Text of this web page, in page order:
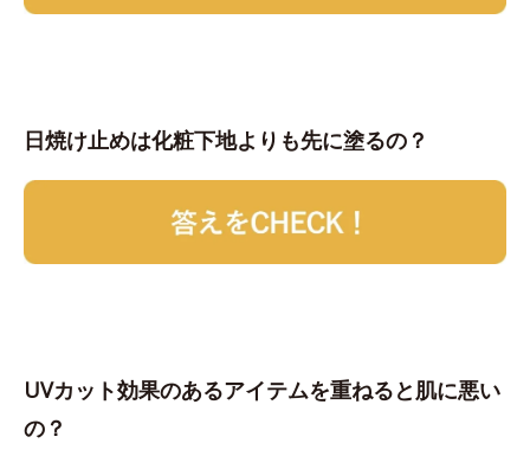
日焼け止めは化粧下地よりも先に塗るの？
UVカット効果のあるアイテムを重ねると肌に悪い
の？